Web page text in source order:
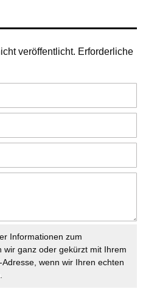
veröffentlicht. Erforderliche
Informationen zum
ganz oder gekürzt mit Ihrem
wenn wir Ihren echten